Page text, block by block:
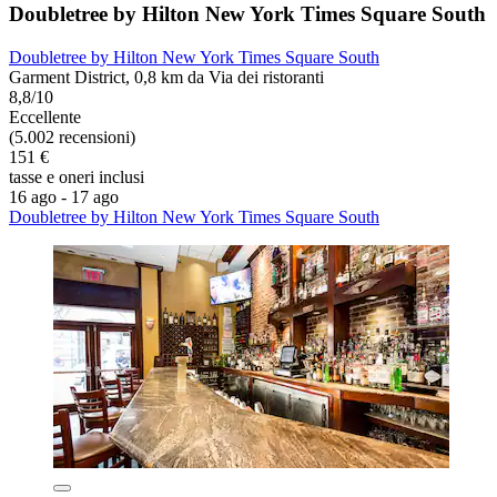
Doubletree by Hilton New York Times Square South
Doubletree by Hilton New York Times Square South
Garment District, 0,8 km da Via dei ristoranti
8,8/10
Eccellente
(5.002 recensioni)
151 €
tasse e oneri inclusi
16 ago - 17 ago
Doubletree by Hilton New York Times Square South